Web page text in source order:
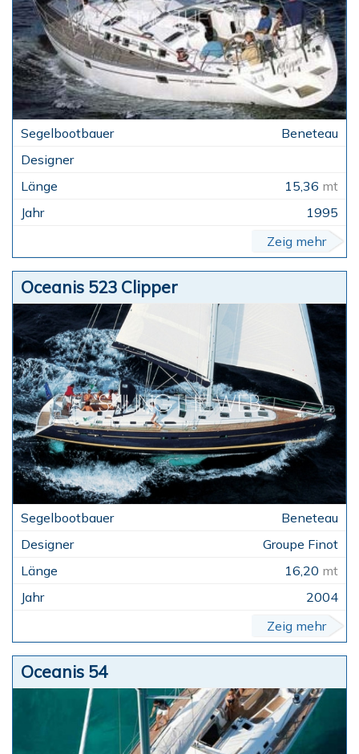
Beneteau
15,36 mt
1995
Zeig mehr
Oceanis 523 Clipper
Beneteau
Groupe Finot
16,20 mt
2004
Zeig mehr
Oceanis 54